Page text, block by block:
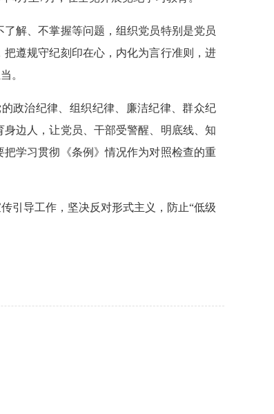
解、不掌握等问题，组织党员特别是党员
遵规守纪刻印在心，内化为言行准则，进
。
政治纪律、组织纪律、廉洁纪律、群众纪
边人，让党员、干部受警醒、明底线、知
学习贯彻《条例》情况作为对照检查的重
引导工作，坚决反对形式主义，防止“低级